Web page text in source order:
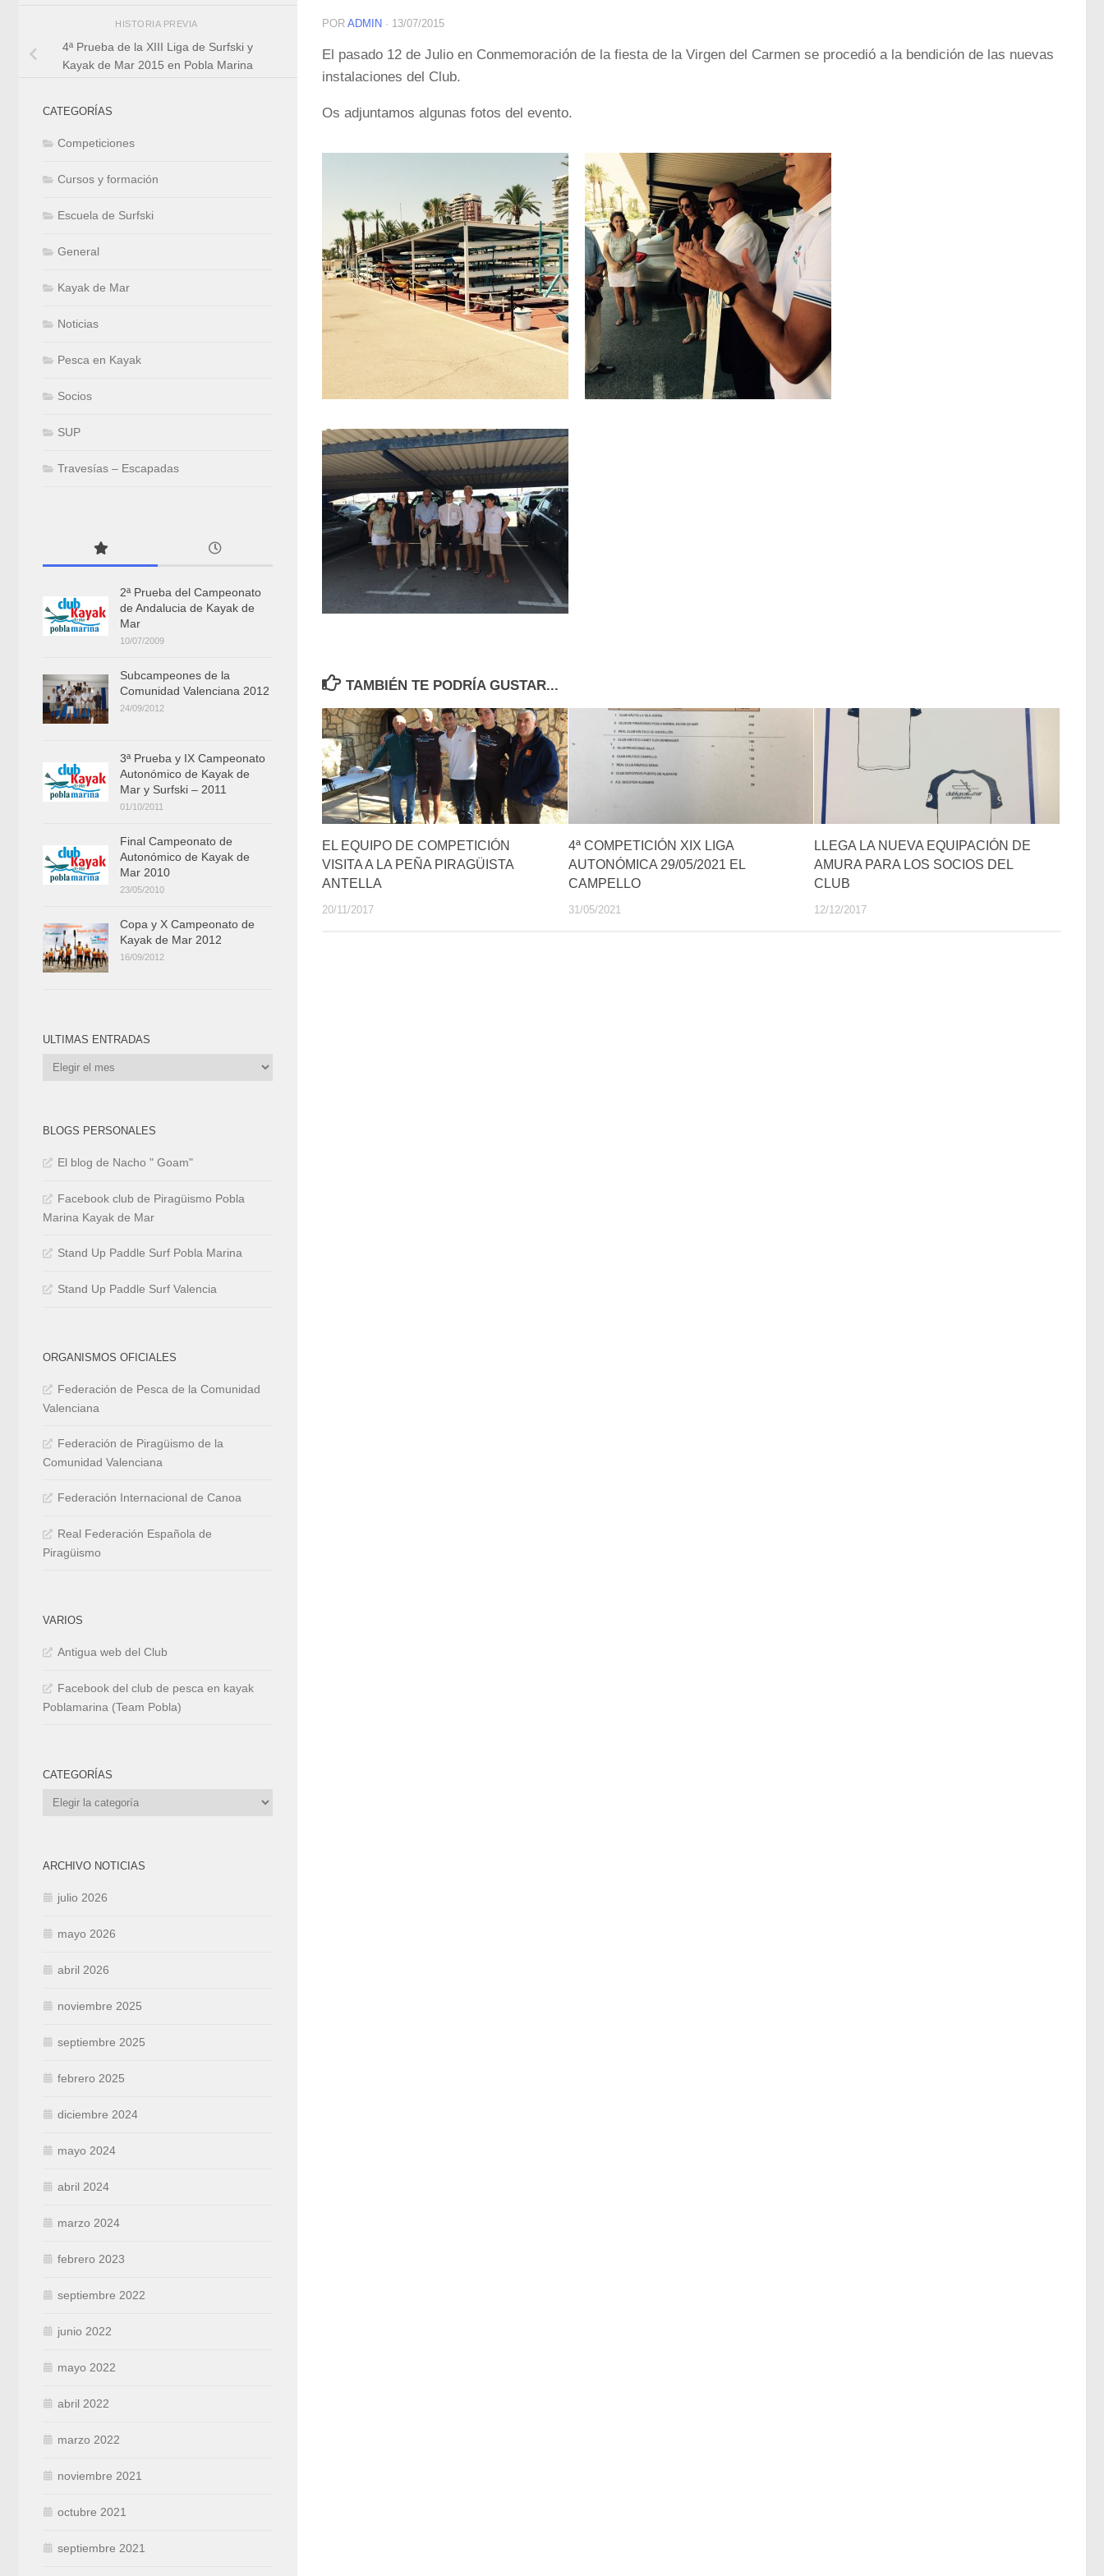
POR ADMIN · 13/07/2015
El pasado 12 de Julio en Conmemoración de la fiesta de la Virgen del Carmen se procedió a la bendición de las nuevas
instalaciones del Club.
Os adjuntamos algunas fotos del evento.
TAMBIÉN TE PODRÍA GUSTAR...
EL EQUIPO DE COMPETICIÓN
VISITA A LA PEÑA PIRAGÜISTA
ANTELLA
20/11/2017
4ª COMPETICIÓN XIX LIGA
AUTONÓMICA 29/05/2021 EL
CAMPELLO
31/05/2021
LLEGA LA NUEVA EQUIPACIÓN DE
AMURA PARA LOS SOCIOS DEL
CLUB
12/12/2017
HISTORIA PREVIA
4ª Prueba de la XIII Liga de Surfski y
Kayak de Mar 2015 en Pobla Marina
CATEGORÍAS
Competiciones
Cursos y formación
Escuela de Surfski
General
Kayak de Mar
Noticias
Pesca en Kayak
Socios
SUP
Travesías – Escapadas
2ª Prueba del Campeonato
de Andalucia de Kayak de
Mar
10/07/2009
Subcampeones de la
Comunidad Valenciana 2012
24/09/2012
3ª Prueba y IX Campeonato
Autonómico de Kayak de
Mar y Surfski – 2011
01/10/2011
Final Campeonato de
Autonómico de Kayak de
Mar 2010
23/05/2010
Copa y X Campeonato de
Kayak de Mar 2012
16/09/2012
ULTIMAS ENTRADAS
Ultimas
BLOGS PERSONALES
El blog de Nacho " Goam"
Facebook club de Piragüismo Pobla
Marina Kayak de Mar
Stand Up Paddle Surf Pobla Marina
Stand Up Paddle Surf Valencia
ORGANISMOS OFICIALES
Federación de Pesca de la Comunidad
Valenciana
Federación de Piragüismo de la
Comunidad Valenciana
Federación Internacional de Canoa
Real Federación Española de
Piragüismo
VARIOS
Antigua web del Club
Facebook del club de pesca en kayak
Poblamarina (Team Pobla)
CATEGORÍAS
Categorías
ARCHIVO NOTICIAS
julio 2026
mayo 2026
abril 2026
noviembre 2025
septiembre 2025
febrero 2025
diciembre 2024
mayo 2024
abril 2024
marzo 2024
febrero 2023
septiembre 2022
junio 2022
mayo 2022
abril 2022
marzo 2022
noviembre 2021
octubre 2021
septiembre 2021